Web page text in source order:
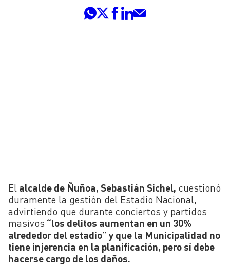
El alcalde de Ñuñoa, Sebastián Sichel, cuestionó
duramente la gestión del Estadio Nacional,
advirtiendo que durante conciertos y partidos
masivos “los delitos aumentan en un 30%
alrededor del estadio” y que la Municipalidad no
tiene injerencia en la planificación, pero sí debe
hacerse cargo de los daños.